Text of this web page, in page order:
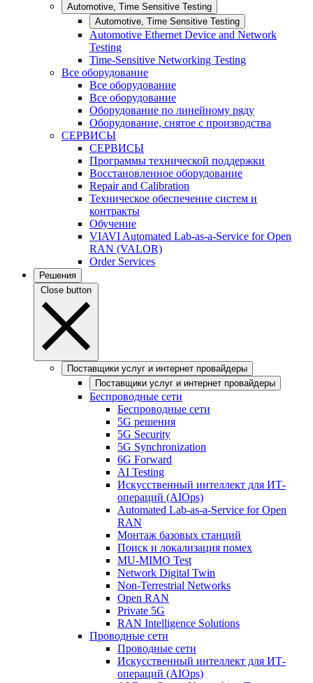
Automotive, Time Sensitive Testing
Automotive, Time Sensitive Testing
Automotive Ethernet Device and Network
Testing
Time-Sensitive Networking Testing
Все оборудование
Все оборудование
Все оборудование
Оборудование по линейному ряду
Оборудование, снятое с производства
СЕРВИСЫ
СЕРВИСЫ
Программы технической поддержки
Восстановленное оборудование
Repair and Calibration
Техническое обеспечение систем и
контракты
Обучение
VIAVI Automated Lab-as-a-Service for Open
RAN (VALOR)
Order Services
Решения
Close button
Поставщики услуг и интернет провайдеры
Поставщики услуг и интернет провайдеры
Беспроводные сети
Беспроводные сети
5G решения
5G Security
5G Synchronization
6G Forward
AI Testing
Искусственный интеллект для ИТ-
операций (AIOps)
Automated Lab-as-a-Service for Open
RAN
Монтаж базовых станций
Поиск и локализация помех
MU-MIMO Test
Network Digital Twin
Non-Terrestrial Networks
Open RAN
Private 5G
RAN Intelligence Solutions
Проводные сети
Проводные сети
Искусственный интеллект для ИТ-
операций (AIOps)